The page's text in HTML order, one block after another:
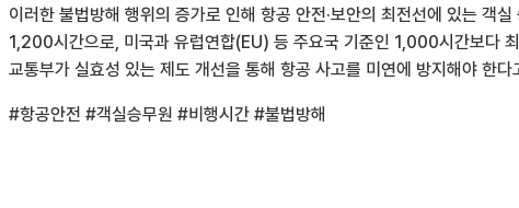
이러한 불법방해 행위의 증가로 인해 항공 안전·보안의 최전선에 있는 객
1,200시간으로, 미국과 유럽연합(EU) 등 주요국 기준인 1,000시간보다
교통부가 실효성 있는 제도 개선을 통해 항공 사고를 미연에 방지해야 한
#항공안전 #객실승무원 #비행시간 #불법방해